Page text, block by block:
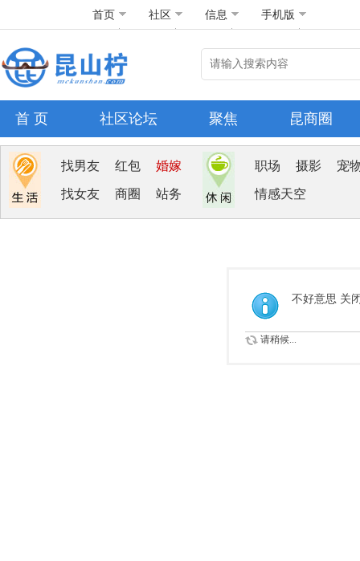
首页 社区 信息 手机版
首 页 社区论坛 聚焦 昆商圈
找男友 红包 婚嫁
找女友 商圈 站务
职场 摄影 宠
情感天空
不好意思 关
请稍候...